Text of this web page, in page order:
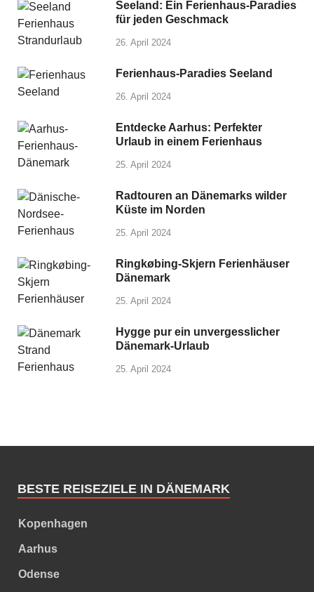
Seeland: Ein Ferienhaus-Paradies
für jeden Geschmack
26. April 2024
Ferienhaus-Paradies Seeland
26. April 2024
Entdecke Aarhus: Perfekter
Urlaub in einem Ferienhaus
25. April 2024
Radtouren an Dänemarks wilder
Küste im Norden
25. April 2024
Ringkøbing-Skjern Ferienhäuser
Dänemark
25. April 2024
Hygge pur ein unvergesslicher
Dänemark-Urlaub
25. April 2024
BESTE REISEZIELE IN DÄNEMARK
Kopenhagen
Aarhus
Odense